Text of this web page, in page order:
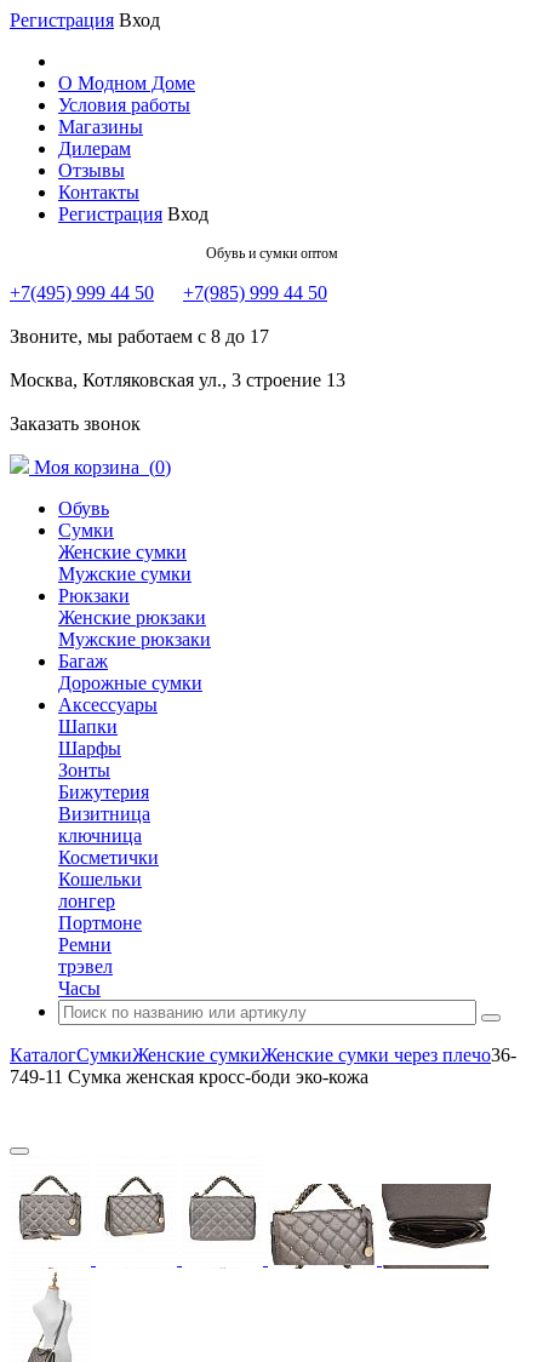
Регистрация Вход
О Модном Доме
Условия работы
Магазины
Дилерам
Отзывы
Контакты
Регистрация Вход
Обувь и сумки оптом
+7(495) 999 44 50 +7(985) 999 44 50
Звоните, мы работаем с 8 до 17
Москва, Котляковская ул., 3 строение 13
Заказать звонок
Моя корзина (0)
Обувь
Сумки
Женские сумки
Мужские сумки
Рюкзаки
Женские рюкзаки
Мужские рюкзаки
Багаж
Дорожные сумки
Аксессуары
Шапки
Шарфы
Зонты
Бижутерия
Визитница
ключница
Косметички
Кошельки
лонгер
Портмоне
Ремни
трэвел
Часы
КаталогСумкиЖенские сумкиЖенские сумки через плечо36-
749-11 Сумка женская кросс-боди эко-кожа